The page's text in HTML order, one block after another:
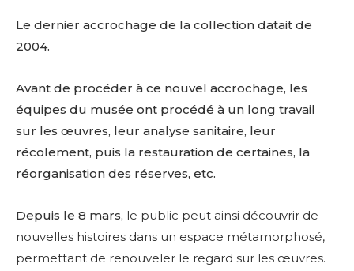
Le dernier accrochage de la collection datait de
2004.
Avant de procéder à ce nouvel accrochage, les
équipes du musée ont procédé à un long travail
sur les œuvres, leur analyse sanitaire, leur
récolement, puis la restauration de certaines, la
réorganisation des réserves, etc.
Depuis le 8 mars, le public peut ainsi découvrir de
nouvelles histoires dans un espace métamorphosé,
permettant de renouveler le regard sur les œuvres.